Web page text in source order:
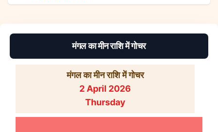
मंगल का मीन राशि में गोचर
मंगल का मीन राशि में गोचर
2 April 2026
Thursday